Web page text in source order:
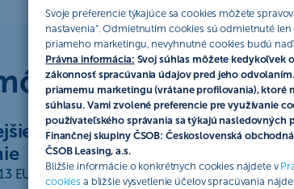
Svoje preferencie týkajúce sa cookies môžete
nastavenia“. Odmietnutím cookies sú odmietnuté
priameho marketingu, nevyhnutné cookies budú
Právna informácia: Svoj súhlas môžete kedykoľvek
zákonnosť spracúvania údajov pred jeho
priamemu marketingu (vrátane profilovania), ktoré
súhlasu. Vami zvolené preferencie pre využívanie
používateľského správania sa týkajú nasledovných
Finančnej skupiny ČSOB: Československá obchodná
ČSOB Leasing, a.s.
Bližšie informácie o konkrétnych cookies nájdete v
cookies a bližšie vysvetlenie účelov spracúvania
získať po
EUR z ceny poistenia